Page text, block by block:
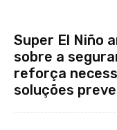
Super El Niño
sobre a
reforça
soluções